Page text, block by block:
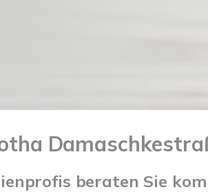
beraten Sie